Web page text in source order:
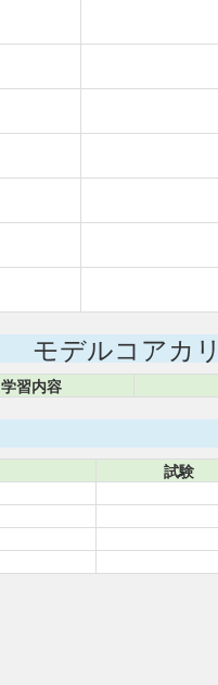
モデルコアカ
学習内容
試験